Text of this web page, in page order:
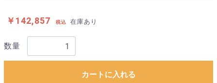
￥142,857 税込 在庫あり
数量
カートに入れる